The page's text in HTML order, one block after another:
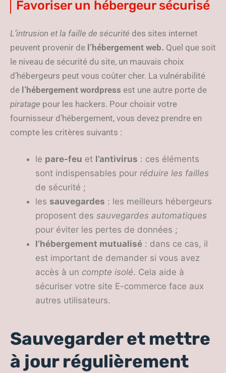
Favoriser un hébergeur sécurisé
L’intrusion et la faille de sécurité des sites internet
peuvent provenir de l’hébergement web. Quel que soit
le niveau de sécurité du site, un mauvais choix
d’hébergeurs peut vous coûter cher. La vulnérabilité
de l’hébergement wordpress est une autre porte de
piratage pour les hackers. Pour choisir votre
fournisseur d’hébergement, vous devez prendre en
compte les critères suivants :
le pare-feu et l’antivirus : ces éléments
sont indispensables pour réduire les failles
de sécurité ;
les sauvegardes : les meilleurs hébergeurs
proposent des sauvegardes automatiques
pour éviter les pertes de données ;
l’hébergement mutualisé : dans ce cas, il
est important de demander si vous avez
accès à un compte isolé. Cela aide à
sécuriser votre site E-commerce face aux
autres utilisateurs.
Sauvegarder et mettre
à jour régulièrement